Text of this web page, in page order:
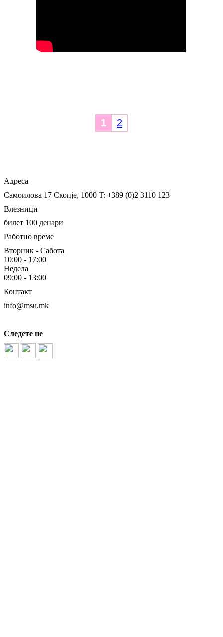
1 2
Адреса
Самоилова 17 Скопје, 1000 T: +389 (0)2 3110 123
Влезници
билет 100 денари
Работно време
Вторник - Сабота
10:00 - 17:00
Недела
09:00 - 13:00
Контакт
info@msu.mk
Следете не